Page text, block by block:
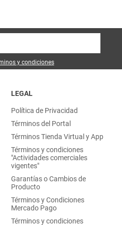
y condiciones
LEGAL
Política de Privacidad
Términos del Portal
Términos Tienda Virtual y App
Términos y condiciones
"Actividades comerciales
vigentes"
Garantías o Cambios de
Producto
Términos y Condiciones
Mercado Pago
Términos y condiciones